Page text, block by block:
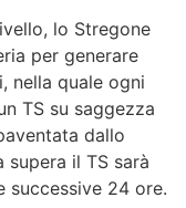
lo Stregone
per generare
nella quale ogni
TS su saggezza
dallo
supera il TS sarà
successive 24 ore.